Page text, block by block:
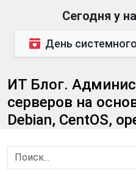
Сегодня у
День системного администратора (также
ИТ Блог.
серверов на
Debian, CentOS,